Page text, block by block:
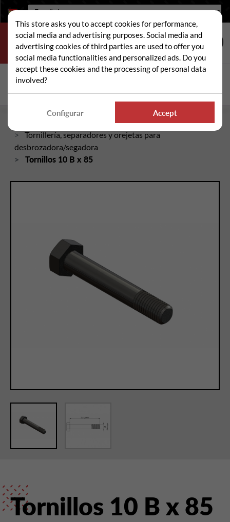
Idioma:
Buscar
Piezas sueltas de desbrozadora/segadora
Tornillería, separadores y orejetas para
desbrozadora/segadora
Tornillos 10 B x 85
Tornillos 10 B x 85
This store asks you to accept cookies for performance,
social media and advertising purposes. Social media and
advertising cookies of third parties are used to offer you
social media functionalities and personalized ads. Do you
accept these cookies and the processing of personal data
involved?
Configurar Accept